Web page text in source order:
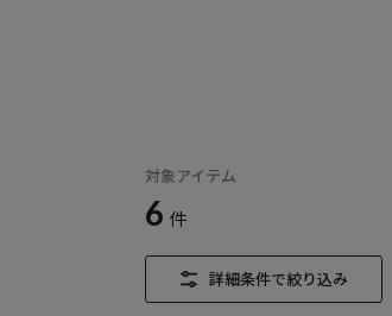
対象アイテム
6 件
詳細条件で絞り込み